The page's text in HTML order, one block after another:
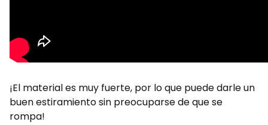
¡El material es muy fuerte, por lo que puede darle un
buen estiramiento sin preocuparse de que se
rompa!